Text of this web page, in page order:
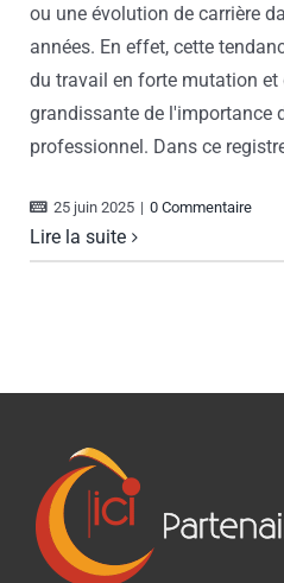
ou une évolution de carrière
années. En effet, cette
du travail en forte mutation et
grandissante de l'importance
professionnel. Dans ce
25 juin 2025 | 0 Commentaire
Lire la suite